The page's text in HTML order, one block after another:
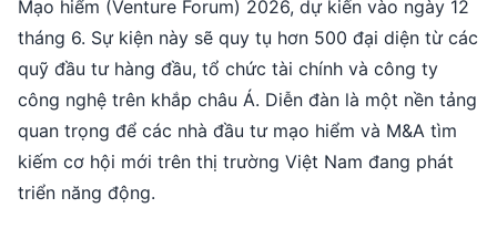
Mạo hiểm (Venture Forum) 2026, dự kiến vào ngày 12
tháng 6. Sự kiện này sẽ quy tụ hơn 500 đại diện từ các
quỹ đầu tư hàng đầu, tổ chức tài chính và công ty
công nghệ trên khắp châu Á. Diễn đàn là một nền tảng
quan trọng để các nhà đầu tư mạo hiểm và M&A tìm
kiếm cơ hội mới trên thị trường Việt Nam đang phát
triển năng động.